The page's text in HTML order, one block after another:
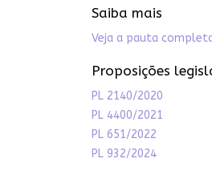
Saiba mais
Veja a pauta
Proposições
PL 2140/2020
PL 4400/2021
PL 651/2022
PL 932/2024